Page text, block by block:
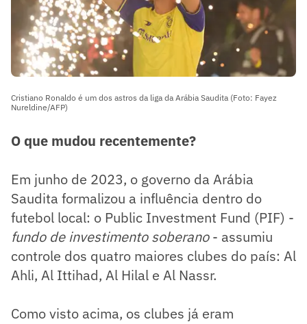
Cristiano Ronaldo é um dos astros da liga da Arábia Saudita (Foto: Fayez
Nureldine/AFP)
O que mudou recentemente?
Em junho de 2023, o governo da Arábia
Saudita formalizou a influência dentro do
futebol local: o Public Investment Fund (PIF) -
fundo de investimento soberano- assumiu
controle dos quatro maiores clubes do país: Al
Ahli, Al Ittihad, Al Hilal e Al Nassr.
Como visto acima, os clubes já eram